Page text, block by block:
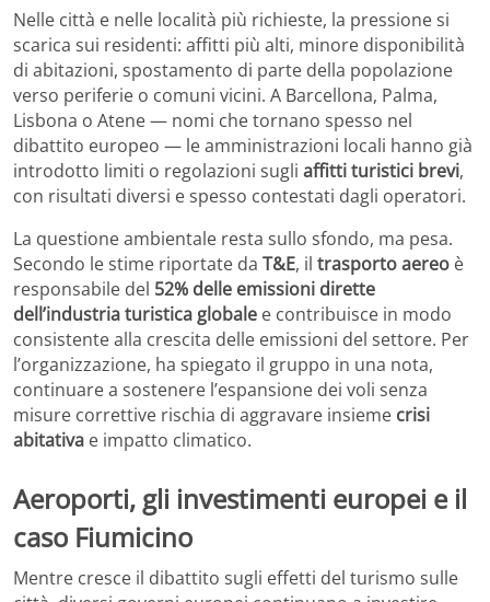
Nelle città e nelle località più richieste, la pressione si
scarica sui residenti: affitti più alti, minore disponibilità
di abitazioni, spostamento di parte della popolazione
verso periferie o comuni vicini. A Barcellona, Palma,
Lisbona o Atene — nomi che tornano spesso nel
dibattito europeo — le amministrazioni locali hanno già
introdotto limiti o regolazioni sugli affitti turistici brevi,
con risultati diversi e spesso contestati dagli operatori.
La questione ambientale resta sullo sfondo, ma pesa.
Secondo le stime riportate da T&E, il trasporto aereo è
responsabile del 52% delle emissioni dirette
dell’industria turistica globale e contribuisce in modo
consistente alla crescita delle emissioni del settore. Per
l’organizzazione, ha spiegato il gruppo in una nota,
continuare a sostenere l’espansione dei voli senza
misure correttive rischia di aggravare insieme crisi
abitativa e impatto climatico.
Aeroporti, gli investimenti europei e il
caso Fiumicino
Mentre cresce il dibattito sugli effetti del turismo sulle